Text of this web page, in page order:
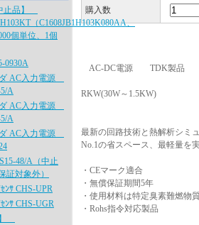
止品】
（C1608JB1H103K080AA、
個単位、1個
0930A
AC入力電源
A
AC入力電源
A
AC入力電源
48/A（中止
証対象外）
ﾝｻ CHS-UPR
ﾝｻ CHS-UGR
】
購入数
AC-DC電源 TDK製品
RKW(30W～1.5KW)
最新の回路技術と熱解析シミ
No.1の省スペース、最軽量を
・CEマーク適合
・無償保証期間5年
・使用材料は特定臭素難燃物
・Rohs指令対応製品